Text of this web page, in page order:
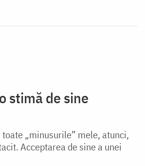
stimă de sine
„minusurile” mele, atunci,
Acceptarea de sine a unei